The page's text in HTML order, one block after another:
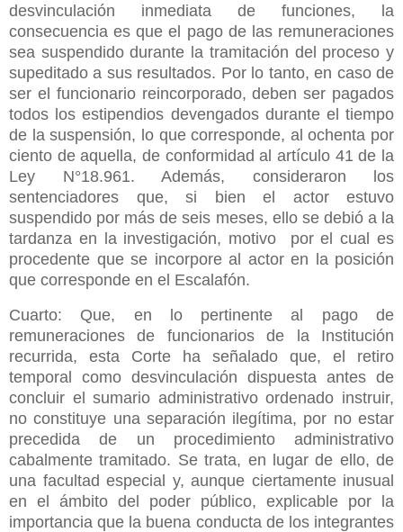
desvinculación inmediata de funciones, la
consecuencia es que el pago de las remuneraciones
sea suspendido durante la tramitación del proceso y
supeditado a sus resultados. Por lo tanto, en caso de
ser el funcionario reincorporado, deben ser pagados
todos los estipendios devengados durante el tiempo
de la suspensión, lo que corresponde, al ochenta por
ciento de aquella, de conformidad al artículo 41 de la
Ley N°18.961. Además, consideraron los
sentenciadores que, si bien el actor estuvo
suspendido por más de seis meses, ello se debió a la
tardanza en la investigación, motivo por el cual es
procedente que se incorpore al actor en la posición
que corresponde en el Escalafón.
Cuarto: Que, en lo pertinente al pago de
remuneraciones de funcionarios de la Institución
recurrida, esta Corte ha señalado que, el retiro
temporal como desvinculación dispuesta antes de
concluir el sumario administrativo ordenado instruir,
no constituye una separación ilegítima, por no estar
precedida de un procedimiento administrativo
cabalmente tramitado. Se trata, en lugar de ello, de
una facultad especial y, aunque ciertamente inusual
en el ámbito del poder público, explicable por la
importancia que la buena conducta de los integrantes